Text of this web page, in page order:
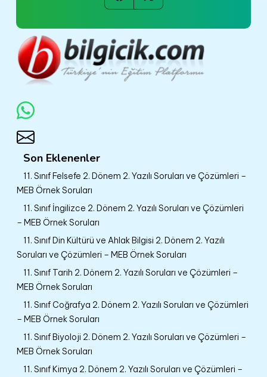
Son Eklenenler
11. Sınıf Felsefe 2. Dönem 2. Yazılı Soruları ve Çözümleri –
MEB Örnek Soruları
11. Sınıf İngilizce 2. Dönem 2. Yazılı Soruları ve Çözümleri
– MEB Örnek Soruları
11. Sınıf Din Kültürü ve Ahlak Bilgisi 2. Dönem 2. Yazılı
Soruları ve Çözümleri – MEB Örnek Soruları
11. Sınıf Tarih 2. Dönem 2. Yazılı Soruları ve Çözümleri –
MEB Örnek Soruları
11. Sınıf Coğrafya 2. Dönem 2. Yazılı Soruları ve Çözümleri
– MEB Örnek Soruları
11. Sınıf Biyoloji 2. Dönem 2. Yazılı Soruları ve Çözümleri –
MEB Örnek Soruları
11. Sınıf Kimya 2. Dönem 2. Yazılı Soruları ve Çözümleri –